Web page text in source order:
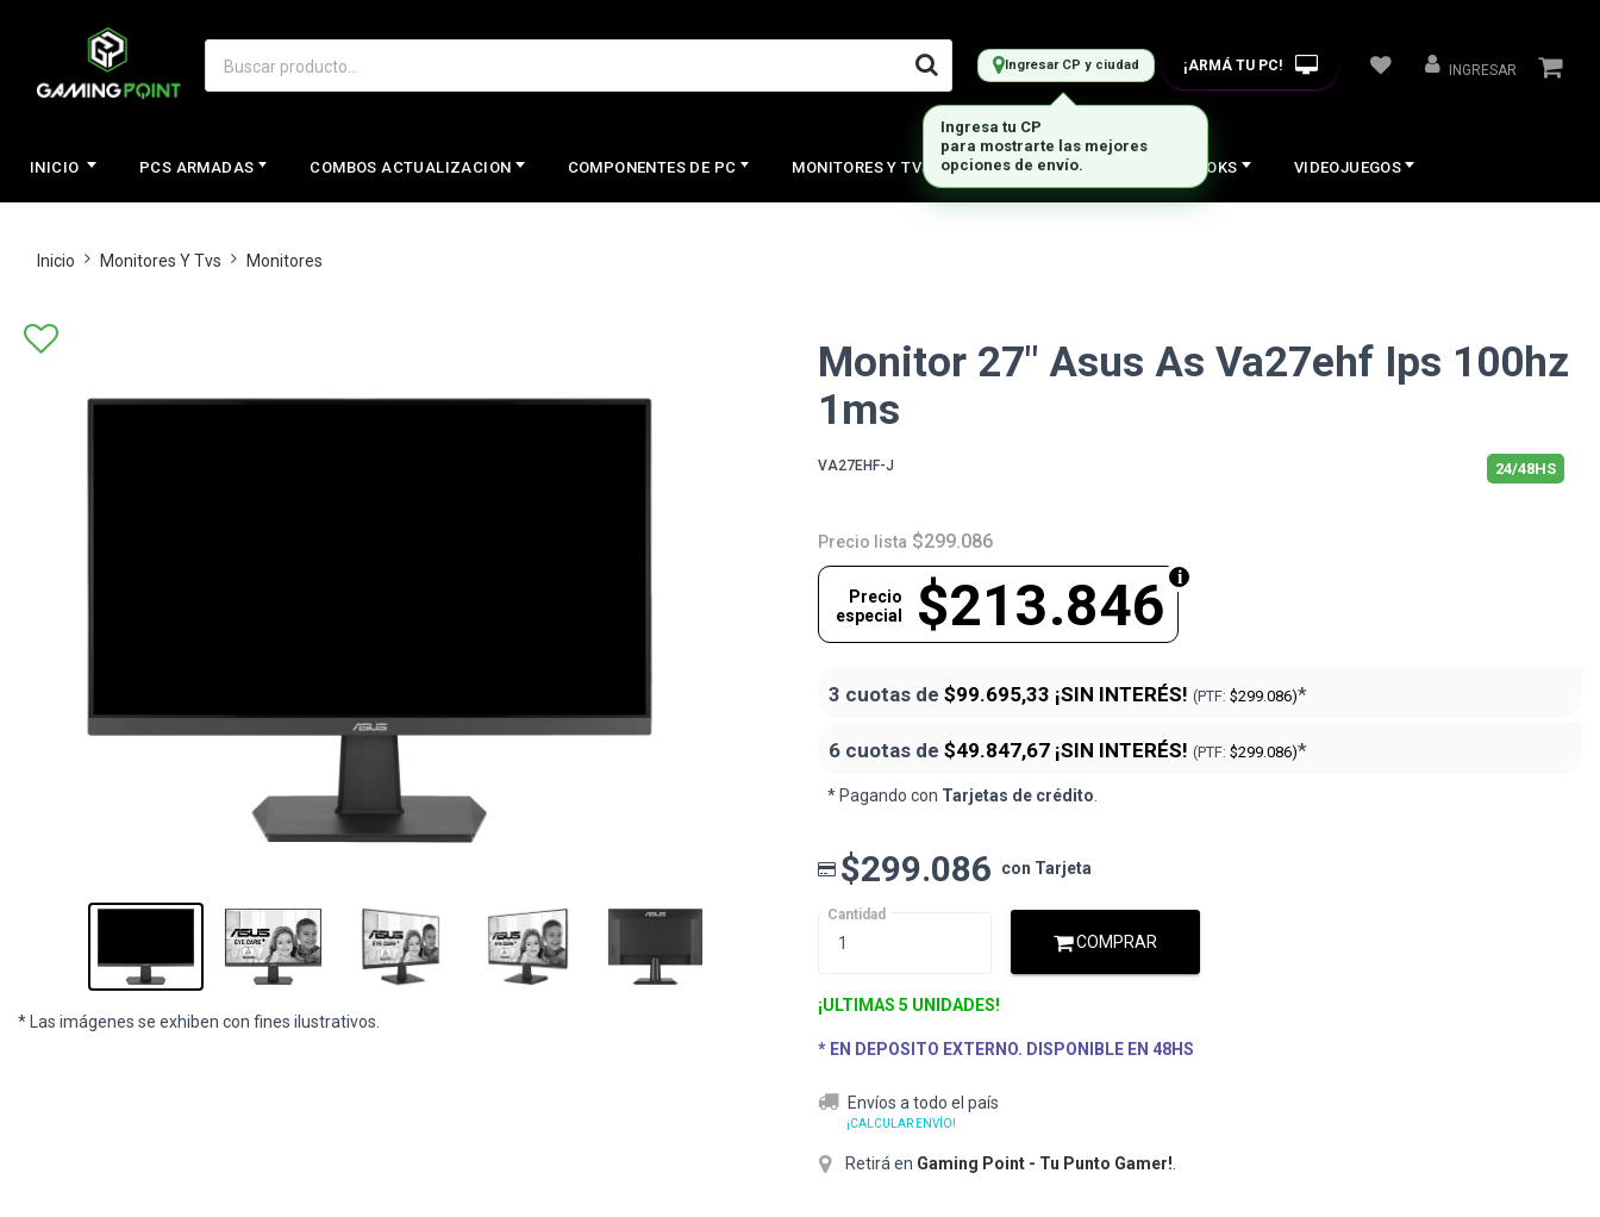
Ingresar CP y ciudad ¡ARMÁ TU PC! INGRESAR
INICIO PCS ARMADAS COMBOS ACTUALIZACION COMPONENTES DE PC MONITORES Y TVS PERIFERICOS NOTEBOOKS VIDEOJUEGOS
Inicio Monitores Y Tvs Monitores
* Las imágenes se exhiben con fines ilustrativos.
Monitor 27" Asus As Va27ehf Ips 100hz
1ms
VA27EHF-J 24/48HS
Precio lista $299.086
$213.846
Precio
especial
3 cuotas de $99.695,33 ¡SIN INTERÉS! (PTF: $299.086)*
6 cuotas de $49.847,67 ¡SIN INTERÉS! (PTF: $299.086)*
* Pagando con Tarjetas de crédito
$299.086 con Tarjeta
Cantidad
COMPRAR
¡ULTIMAS 5 UNIDADES!
* EN DEPOSITO EXTERNO. DISPONIBLE EN 48HS
Envíos a todo el país
¡CALCULAR ENVÍO!
Retirá en Gaming Point - Tu Punto Gamer!
Ingresa tu CP
para mostrarte las mejores
opciones de envío.